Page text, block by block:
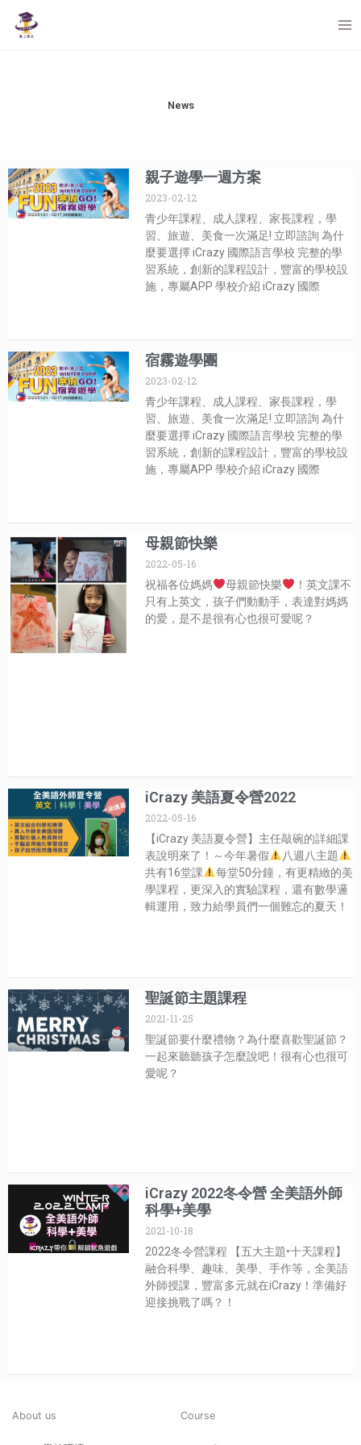
content
News
親子遊學一週方案
2023-02-12
青少年課程、成人課程、家長課程，學
習、旅遊、美食一次滿足! 立即諮詢 為什
麼要選擇 iCrazy 國際語言學校 完整的學
習系統，創新的課程設計，豐富的學校設
施，專屬APP 學校介紹 iCrazy 國際
宿霧遊學團
2023-02-12
青少年課程、成人課程、家長課程，學
習、旅遊、美食一次滿足! 立即諮詢 為什
麼要選擇 iCrazy 國際語言學校 完整的學
習系統，創新的課程設計，豐富的學校設
施，專屬APP 學校介紹 iCrazy 國際
母親節快樂
2022-05-16
祝福各位媽媽
母親節快樂
！英文課不
只有上英文，孩子們動動手，表達對媽媽
的愛，是不是很有心也很可愛呢？
iCrazy 美語夏令營2022
2022-05-16
【iCrazy 美語夏令營】主任敲碗的詳細課
表說明來了！～今年暑假
八週八主題
共有16堂課
每堂50分鐘，有更精緻的美
學課程，更深入的實驗課程，還有數學邏
輯運用，致力給學員們一個難忘的夏天！
聖誕節主題課程
2021-11-25
聖誕節要什麼禮物？為什麼喜歡聖誕節？
一起來聽聽孩子怎麼說吧！很有心也很可
愛呢？
iCrazy 2022冬令營 全美語外師
科學+美學
2021-10-18
2022冬令營課程 【五大主題•十天課程】
融合科學、趣味、美學、手作等，全美語
外師授課，豐富多元就在iCrazy！準備好
迎接挑戰了嗎？！
About us Course